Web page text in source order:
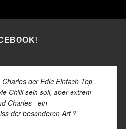
der Edle Einfach Top ,
Chilli sein soll, aber extrem
Charles - ein
der besonderen Art ?